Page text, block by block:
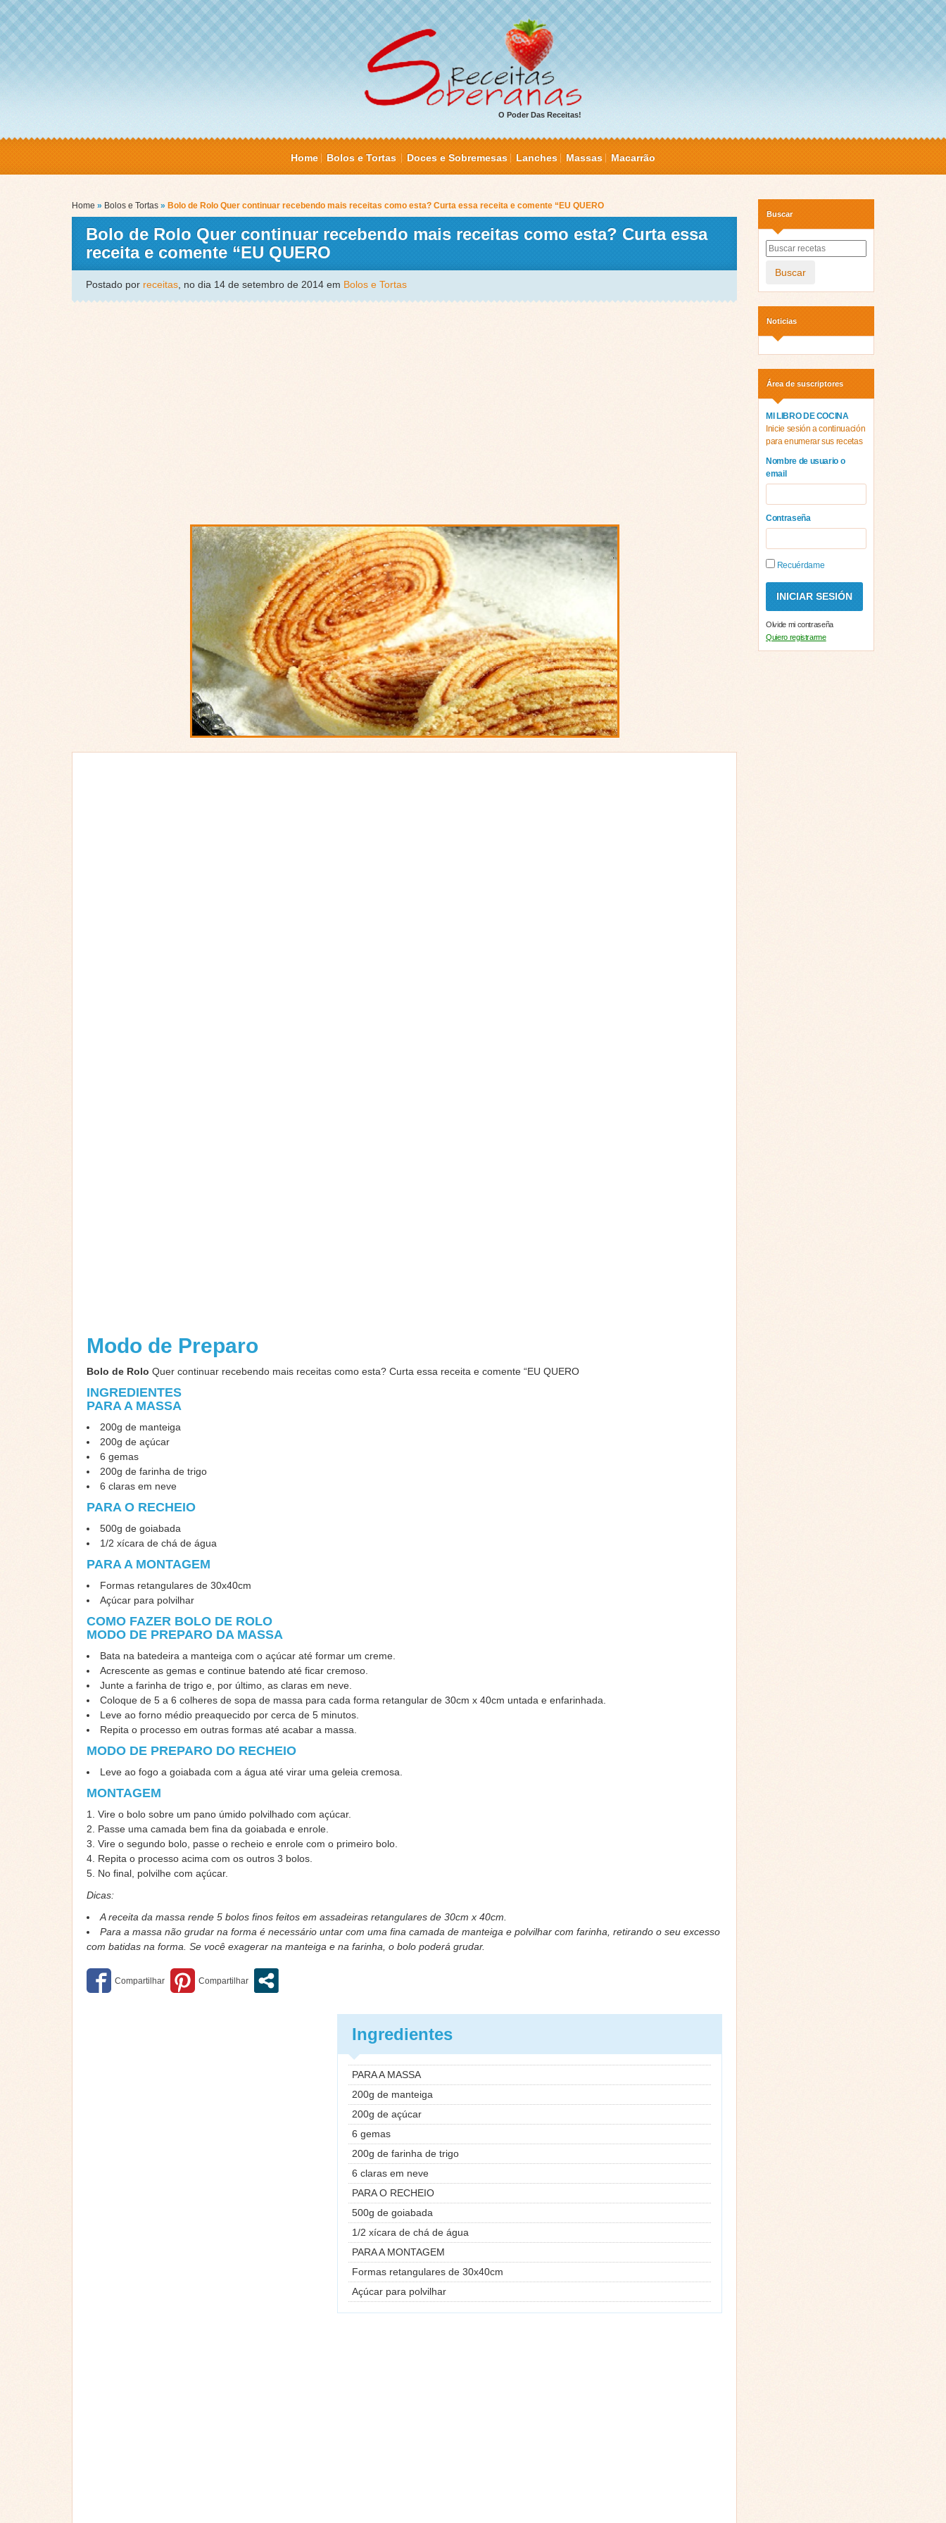
O Poder Das Receitas!
Home Bolos e Tortas Doces e Sobremesas Lanches Massas Macarrão
Home » Bolos e Tortas » Bolo de Rolo Quer continuar recebendo mais receitas como esta? Curta essa receita e comente “EU QUERO
Bolo de Rolo Quer continuar recebendo mais receitas como esta? Curta essa
receita e comente “EU QUERO
Postado por receitas , no dia 14 de setembro de 2014 em Bolos e Tortas
Modo de Preparo
Bolo de Rolo Quer continuar recebendo mais receitas como esta? Curta essa receita e comente “EU QUERO
INGREDIENTES
PARA A MASSA
200g de manteiga
200g de açúcar
6 gemas
200g de farinha de trigo
6 claras em neve
PARA O RECHEIO
500g de goiabada
1/2 xícara de chá de água
PARA A MONTAGEM
Formas retangulares de 30x40cm
Açúcar para polvilhar
COMO FAZER BOLO DE ROLO
MODO DE PREPARO DA MASSA
Bata na batedeira a manteiga com o açúcar até formar um creme.
Acrescente as gemas e continue batendo até ficar cremoso.
Junte a farinha de trigo e, por último, as claras em neve.
Coloque de 5 a 6 colheres de sopa de massa para cada forma retangular de 30cm x 40cm untada e enfarinhada.
Leve ao forno médio preaquecido por cerca de 5 minutos.
Repita o processo em outras formas até acabar a massa.
MODO DE PREPARO DO RECHEIO
Leve ao fogo a goiabada com a água até virar uma geleia cremosa.
MONTAGEM
1. Vire o bolo sobre um pano úmido polvilhado com açúcar.
2. Passe uma camada bem fina da goiabada e enrole.
3. Vire o segundo bolo, passe o recheio e enrole com o primeiro bolo.
4. Repita o processo acima com os outros 3 bolos.
5. No final, polvilhe com açúcar.
Dicas:
A receita da massa rende 5 bolos finos feitos em assadeiras retangulares de 30cm x 40cm.
Para a massa não grudar na forma é necessário untar com uma fina camada de manteiga e polvilhar com farinha, retirando o seu excesso
com batidas na forma. Se você exagerar na manteiga e na farinha, o bolo poderá grudar.
Ingredientes
PARA A MASSA
200g de manteiga
200g de açúcar
6 gemas
200g de farinha de trigo
6 claras em neve
PARA O RECHEIO
500g de goiabada
1/2 xícara de chá de água
PARA A MONTAGEM
Formas retangulares de 30x40cm
Açúcar para polvilhar
Buscar
Buscar
Noticias
Área de suscriptores
MI LIBRO DE COCINA
Inicie sesión a continuación
para enumerar sus recetas
Nombre de usuario o
email
Contraseña
Recuérdame
Olvide mi contraseña
Quiero registrarme